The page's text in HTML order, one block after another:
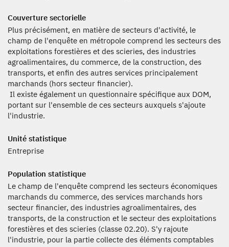
Couverture sectorielle
Plus précisément, en matière de secteurs d'activité, le
champ de l'enquête en métropole comprend les secteurs des
exploitations forestières et des scieries, des industries
agroalimentaires, du commerce, de la construction, des
transports, et enfin des autres services principalement
marchands (hors secteur financier).
Il existe également un questionnaire spécifique aux DOM,
portant sur l'ensemble de ces secteurs auxquels s'ajoute
l'industrie.
Unité statistique
Entreprise
Population statistique
Le champ de l'enquête comprend les secteurs économiques
marchands du commerce, des services marchands hors
secteur financier, des industries agroalimentaires, des
transports, de la construction et le secteur des exploitations
forestières et des scieries (classe 02.20). S'y rajoute
l'industrie, pour la partie collecte des éléments comptables